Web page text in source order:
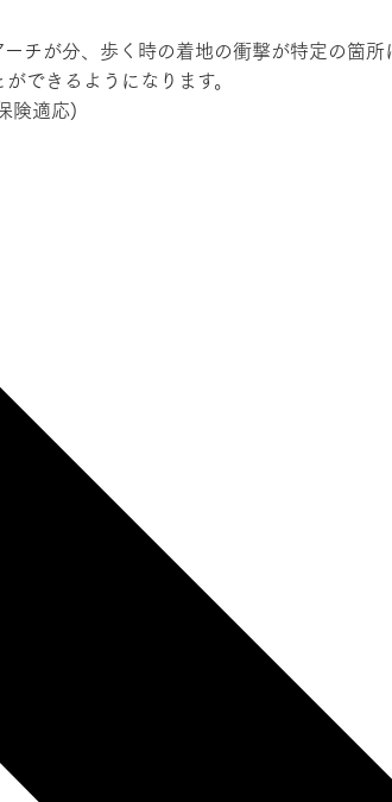
チが分、歩く時の着地の衝撃が特定の箇所
できるようになります。
険適応)